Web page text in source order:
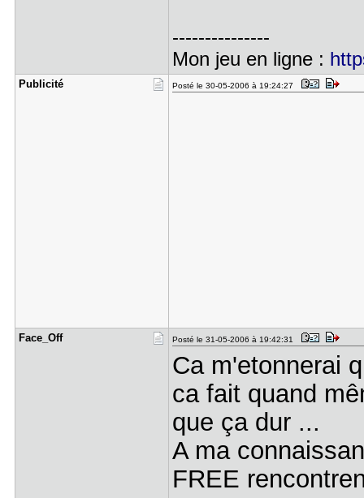
---------------
Mon jeu en ligne :
Publicité Posté le 30-05-2006 à 19:24:27
Face_Off Posté le 31-05-2006 à 19:42:31
Ca m'etonnerai
ca fait quand
que ça dur ...
A ma
FREE